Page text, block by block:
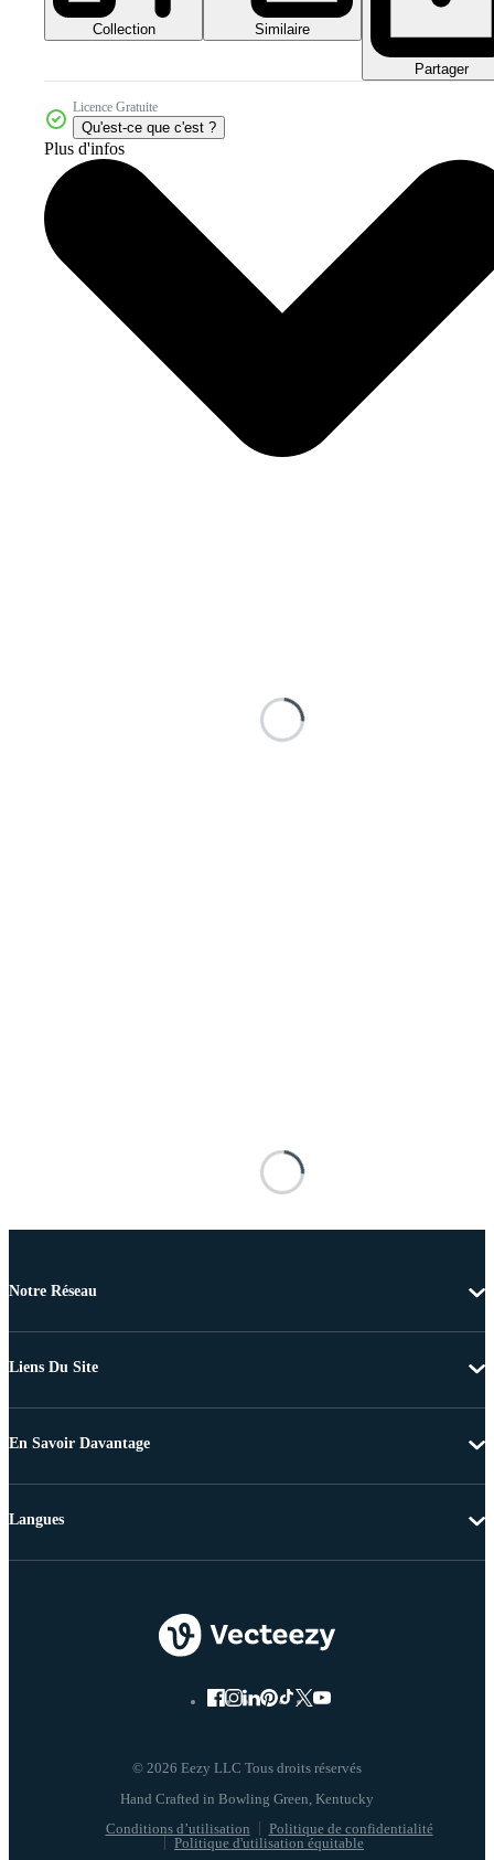
Collection Similaire
Partager
Licence Gratuite
Qu'est-ce que c'est ?
Plus d'infos
Notre Réseau
Liens Du Site
En Savoir Davantage
© 2026 Eezy LLC Tous droits réservés
Conditions d’utilisation
Politique de confidentialité
Politique d'utilisation équitable
Langues